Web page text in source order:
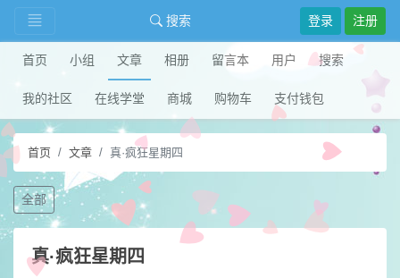
搜索 登录 注册
首页 小组 文章 相册 留言本 用户 搜索
我的社区 在线学堂 商城 购物车 支付钱包
首页 文章 真·疯狂星期四
全部
真·疯狂星期四